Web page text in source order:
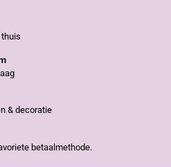
& decoratie
betaalmethode.